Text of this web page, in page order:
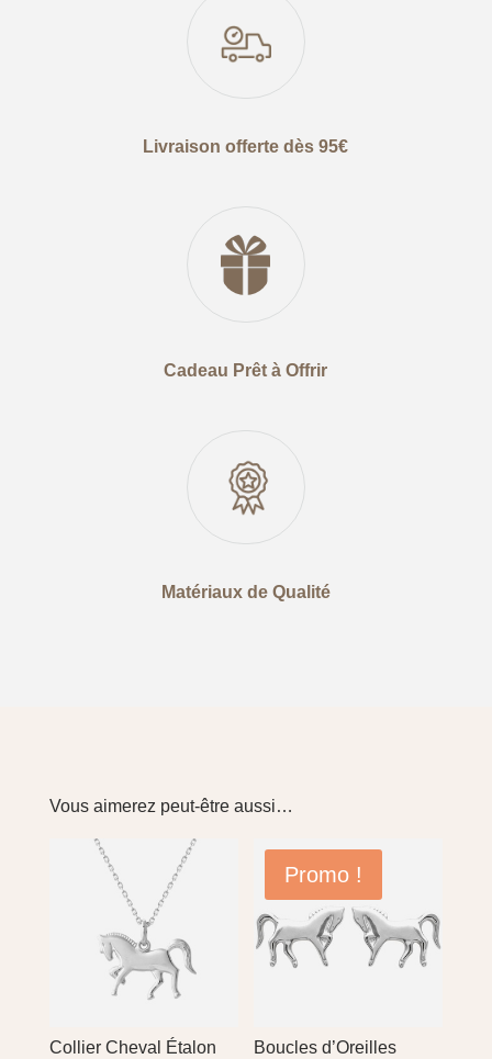
Livraison offerte dès 95€
Cadeau Prêt à Offrir
Matériaux de Qualité
Vous aimerez peut-être aussi…
Collier Cheval Étalon
Promo !
Boucles d’Oreilles